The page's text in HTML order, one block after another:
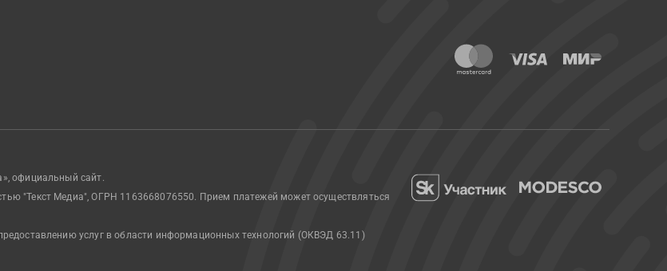
официальный сайт.
"Текст Медиа", ОГРН 1163668076550. Прием платежей может осуществляться
услуг в области информационных технологий (ОКВЭД 63.11)